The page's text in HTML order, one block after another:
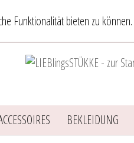
Funktionalität bieten zu können.
BEKLEIDUNG